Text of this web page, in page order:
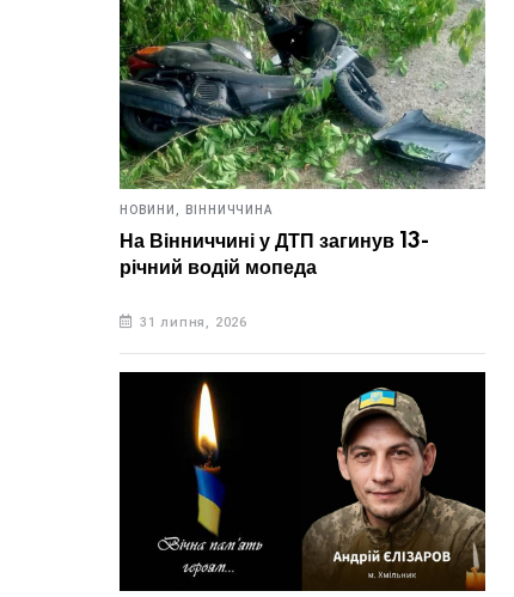
НОВИНИ, ВІННИЧЧИНА
На Вінниччині у ДТП загинув 13-
річний водій мопеда
31 липня, 2026